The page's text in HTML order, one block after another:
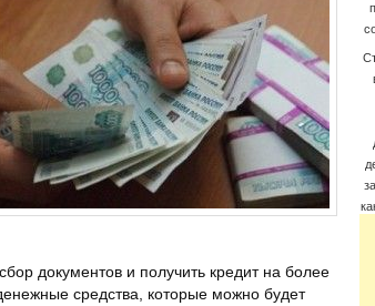
документов и получить кредит на более
средства, которые можно будет